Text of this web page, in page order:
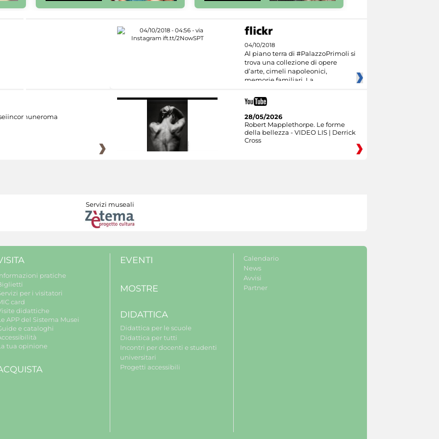
04/10/2018
Al piano terra di #PalazzoPrimoli si
trova una collezione di opere
d’arte, cimeli napoleonici,
memorie familiari. La
28/05/2026
Robert Mapplethorpe. Le forme
della bellezza - VIDEO LIS | Derrick
Cross
Servizi museali
pratiche
per i visitatori
card
didattiche
APP del Sistema Musei
e cataloghi
tua opinione
EVENTI
MOSTRE
DIDATTICA
Didattica per le scuole
Didattica per tutti
Incontri per docenti e studenti
universitari
Progetti accessibili
Calendario
News
Avvisi
Partner